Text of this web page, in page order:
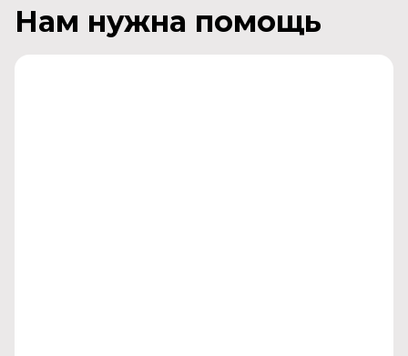
Нам нужна помощь